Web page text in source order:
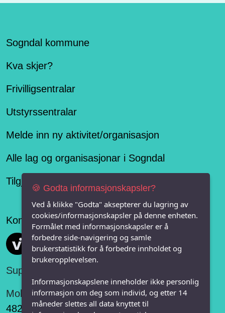
Sogndal kommune
Kva skjer?
Frivilligsentralar
Utstyrssentralar
Melde inn ny aktivitet/organisasjon
Alle lag og organisasjonar i Sogndal
Tilgjengelegheitserklæring
Konseptet er levert av
Vi FRITID
Support:
Mobil:
482 75 848
🍪 Godta informasjonskapsler?
Ved å klikke "Godta" aksepterer du lagring av
cookies/informasjonskapsler på denne enheten.
Formålet med informasjonskapsler er å
forbedre side-navigering og samle
brukerstatistikk for å forbedre innholdet og
brukeropplevelsen.
Informasjonskapslene inneholder ikke personlig
informasjon om deg som individ, og etter 14
måneder slettes all data knyttet til